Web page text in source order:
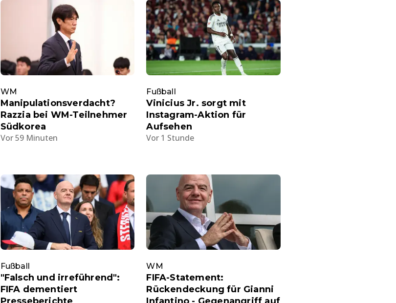
WM
Manipulationsverdacht?
Razzia bei WM-Teilnehmer
Südkorea
Vor 59 Minuten
Fußball
Vinicius Jr. sorgt mit
Instagram-Aktion für
Aufsehen
Vor 1 Stunde
Fußball
"Falsch und irreführend":
FIFA dementiert
WM
FIFA-Statement:
Rückendeckung für Gianni